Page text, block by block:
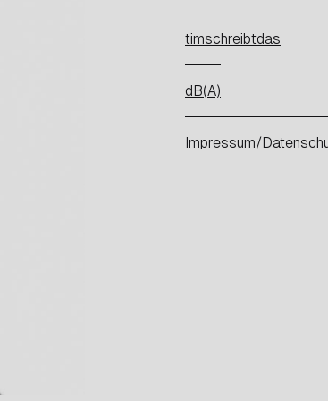
timschreibtdas
dB(A)
Impressum/